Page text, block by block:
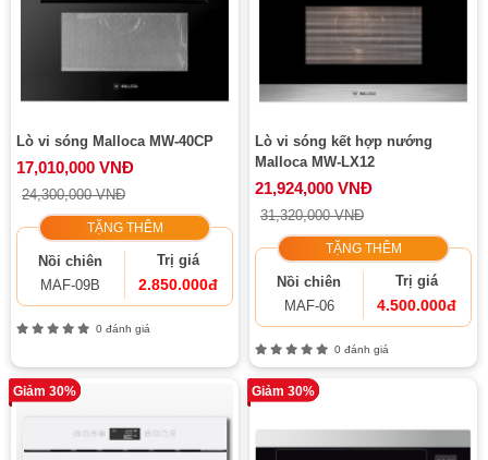
Lò vi sóng Malloca MW-40CP
17,010,000 VNĐ
24,300,000 VNĐ
TẶNG THÊM
Nồi chiên
MAF-09B
Trị giá
2.850.000đ
0 đánh giá
Lò vi sóng kết hợp nướng
Malloca MW-LX12
21,924,000 VNĐ
31,320,000 VNĐ
TẶNG THÊM
Nồi chiên
MAF-06
Trị giá
4.500.000đ
0 đánh giá
Giảm 30% Giảm 30%